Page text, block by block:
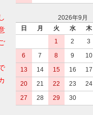
2026年9月
日
月 火 水 木
1
2 3
6
7 8 9 10
13
14 15 16 17
20
21 22 23 24
27
28 29 30